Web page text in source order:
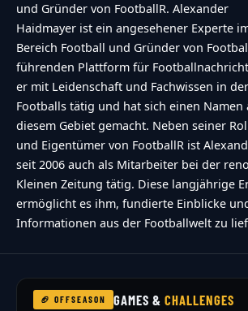
und Gründer von FootballR. Alexander
Haidmayer ist ein angesehener Experte
Bereich Football und Gründer von
führenden Plattform für
er mit Leidenschaft und Fachwissen in
Footballs tätig und hat sich einen Namen
diesem Gebiet gemacht. Neben seiner
und Eigentümer von FootballR ist
seit 2006 auch als Mitarbeiter bei der
Kleinen Zeitung tätig. Diese langjährige
ermöglicht es ihm, fundierte Einblicke
Informationen aus der Footballwelt zu
🏈 OFFSEASON GAMES &CHALLENGES